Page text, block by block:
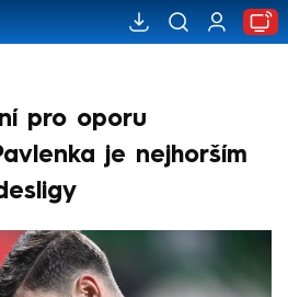
pro oporu
je nejhorším